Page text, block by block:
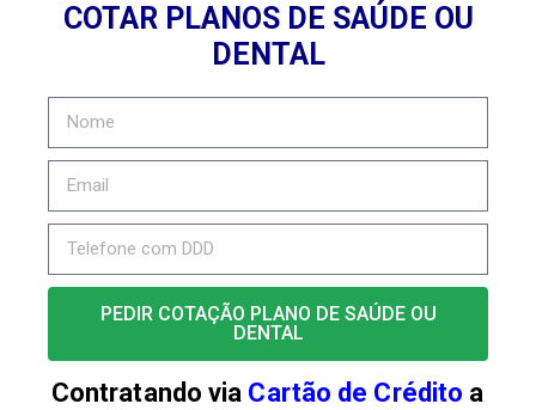
COTAR PLANOS DE SAÚDE OU
DENTAL
PEDIR COTAÇÃO PLANO DE SAÚDE OU
DENTAL
Contratando via Cartão de Crédito a